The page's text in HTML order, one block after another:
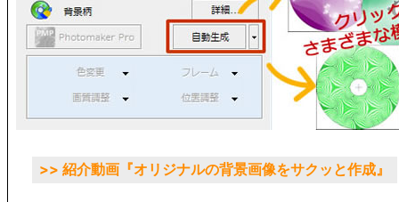
>> 紹介動画『オリジナルの背景画像をサクッと作成』